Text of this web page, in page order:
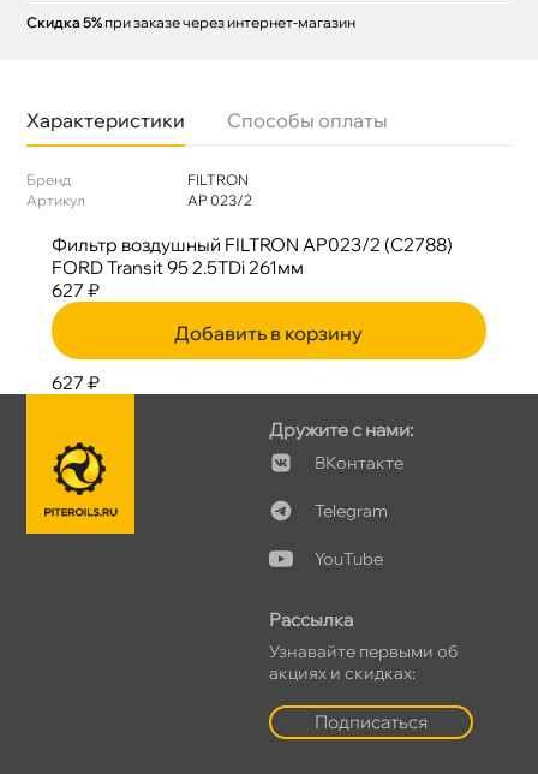
Скидка 5% при заказе через интернет-магазин
Характеристики Способы оплаты
Бренд
FILTRON
Артикул
AP 023/2
Фильтр воздушный FILTRON AP023/2 (C2788)
FORD Transit 95 2.5TDi 261мм
627 ₽
Добавить в корзину
627 ₽
Дружите с нами:
Контакте
Telegram
YouTube
Рассылка
Узнавайте первыми о
акциях и скидках:
Подписаться